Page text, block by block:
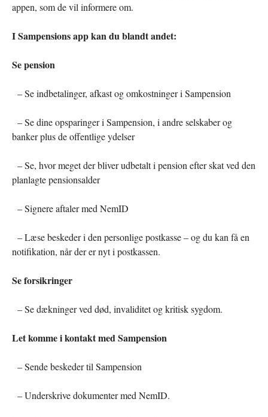
appen, som de vil informere om.
I Sampensions app kan du blandt andet:
Se pension
– Se indbetalinger, afkast og omkostninger i Sampension
– Se dine opsparinger i Sampension, i andre selskaber og
banker plus de offentlige ydelser
– Se, hvor meget der bliver udbetalt i pension efter skat ved den
planlagte pensionsalder
– Signere aftaler med NemID
– Læse beskeder i den personlige postkasse – og du kan få en
notifikation, når der er nyt i postkassen.
Se forsikringer
– Se dækninger ved død, invaliditet og kritisk sygdom.
Let komme i kontakt med Sampension
– Sende beskeder til Sampension
– Underskrive dokumenter med NemID.